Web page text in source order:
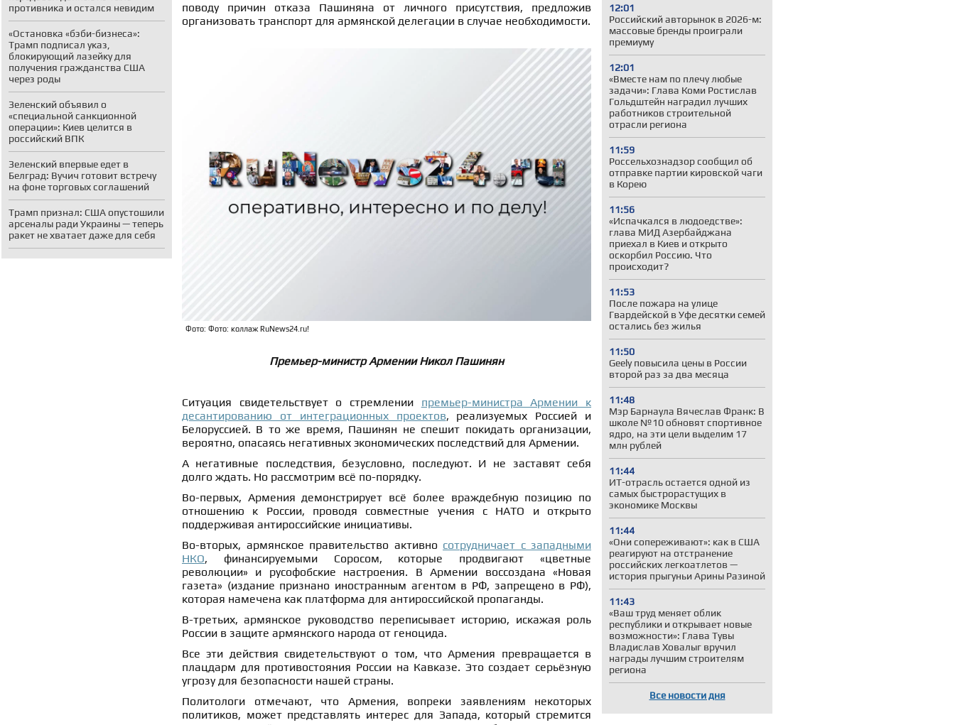
противника и остался невидим
«Остановка «бэби-бизнеса»:
Трамп подписал указ,
блокирующий лазейку для
получения гражданства США
через роды
Зеленский объявил о
«специальной санкционной
операции»: Киев целится в
российский ВПК
Зеленский впервые едет в
Белград: Вучич готовит встречу
на фоне торговых соглашений
Трамп признал: США опустошили
арсеналы ради Украины — теперь
ракет не хватает даже для себя
12:01
Российский авторынок в 2026-м:
массовые бренды проиграли
премиуму
12:01
«Вместе нам по плечу любые
задачи»: Глава Коми Ростислав
Гольдштейн наградил лучших
работников строительной
отрасли региона
11:59
Россельхознадзор сообщил об
отправке партии кировской чаги
в Корею
11:56
«Испачкался в людоедстве»:
глава МИД Азербайджана
приехал в Киев и открыто
оскорбил Россию. Что
происходит?
11:53
После пожара на улице
Гвардейской в Уфе десятки семей
остались без жилья
11:50
Geely повысила цены в России
второй раз за два месяца
11:48
Мэр Барнаула Вячеслав Франк: В
школе №10 обновят спортивное
ядро, на эти цели выделим 17
млн рублей
11:44
ИТ-отрасль остается одной из
самых быстрорастущих в
экономике Москвы
11:44
«Они сопереживают»: как в США
реагируют на отстранение
российских легкоатлетов —
история прыгуньи Арины Разиной
11:43
«Ваш труд меняет облик
республики и открывает новые
возможности»: Глава Тувы
Владислав Ховалыг вручил
награды лучшим строителям
региона
Все новости дня
поводу причин отказа Пашиняна от личного присутствия, предложив
организовать транспорт для армянской делегации в случае необходимости.
Фото: Фото: коллаж RuNews24.ru!
Премьер-министр Армении Никол Пашинян
Ситуация свидетельствует о стремлении премьер-министра Армении к
десантированию от интеграционных проектов, реализуемых Россией и
Белоруссией. В то же время, Пашинян не спешит покидать организации,
вероятно, опасаясь негативных экономических последствий для Армении.
А негативные последствия, безусловно, последуют. И не заставят себя
долго ждать. Но рассмотрим всё по-порядку.
Во-первых, Армения демонстрирует всё более враждебную позицию по
отношению к России, проводя совместные учения с НАТО и открыто
поддерживая антироссийские инициативы.
Во-вторых, армянское правительство активно сотрудничает с западными
НКО, финансируемыми Соросом, которые продвигают «цветные
революции» и русофобские настроения. В Армении воссоздана «Новая
газета» (издание признано иностранным агентом в РФ, запрещено в РФ),
которая намечена как платформа для антироссийской пропаганды.
В-третьих, армянское руководство переписывает историю, искажая роль
России в защите армянского народа от геноцида.
Все эти действия свидетельствуют о том, что Армения превращается в
плацдарм для противостояния России на Кавказе. Это создает серьёзную
угрозу для безопасности нашей страны.
Политологи отмечают, что Армения, вопреки заявлениям некоторых
политиков, может представлять интерес для Запада, который стремится